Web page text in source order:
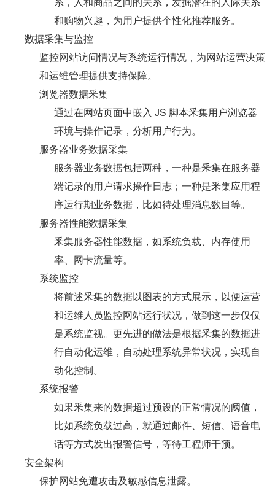
和购物兴趣，为用户提供个性化推荐服务。
数据采集与监控
监控网站访问情况与系统运行情况，为网站运营决策
和运维管理提供支持保障。
浏览器数据釆集
通过在网站页面中嵌入 JS 脚本釆集用户浏览器
环境与操作记录，分析用户行为。
服务器业务数据采集
服务器业务数据包括两种，一种是釆集在服务器
端记录的用户请求操作日志；一种是釆集应用程
序运行期业务数据，比如待处理消息数目等。
服务器性能数据采集
釆集服务器性能数据，如系统负载、内存使用
率、网卡流量等。
系统监控
将前述釆集的数据以图表的方式展示，以便运营
和运维人员监控网站运行状况，做到这一步仅仅
是系统监视。更先进的做法是根据釆集的数据进
行自动化运维，自动处理系统异常状况，实现自
动化控制。
系统报警
如果釆集来的数据超过预设的正常情况的阈值，
比如系统负载过高，就通过邮件、短信、语音电
话等方式发出报警信号，等待工程师干预。
安全架构
保护网站免遭攻击及敏感信息泄露。